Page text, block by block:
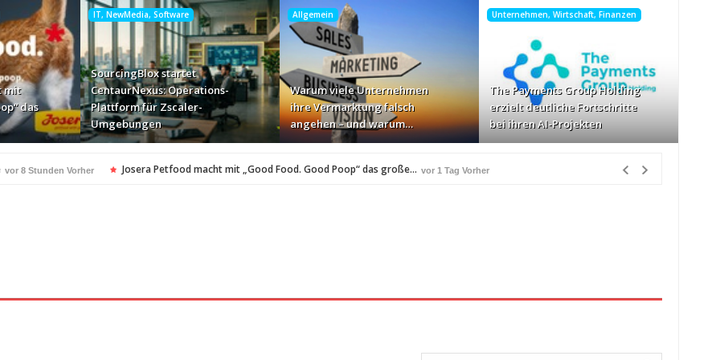
mit
das
IT, NewMedia, Software
SourcingBlox startet
CentaurNexus: Operations-
Plattform für Zscaler-
Umgebungen
Allgemein
Warum viele Unternehmen
ihre Vermarktung falsch
angehen – und warum…
Unternehmen, Wirtschaft, Finanzen
The Payments Group Holding
erzielt deutliche Fortschritte
bei ihren AI-Projekten
vor 8 Stunden Vorher Josera Petfood macht mit „Good Food. Good Poop“ das große… vor 1 Tag Vorher